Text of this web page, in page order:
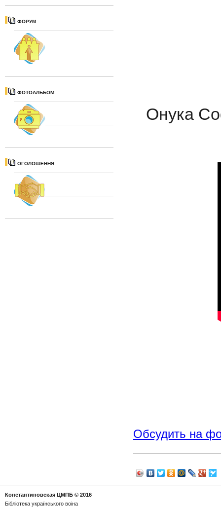
ФОРУМ
ФОТОАЛЬБОМ
ОГОЛОШЕННЯ
Онука
Обсудить на
Константиновская ЦМПБ © 2016
Бібліотека українського воіна